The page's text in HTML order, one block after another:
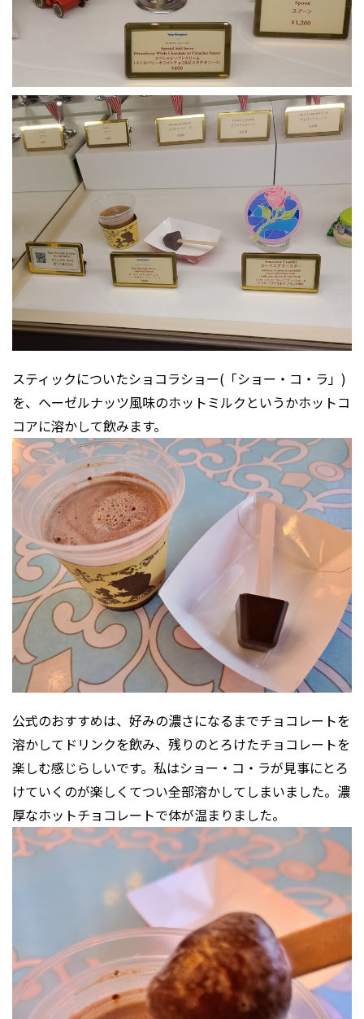
スティックについたショコラショー(「ショー・コ・ラ」)
を、ヘーゼルナッツ風味のホットミルクというかホットコ
コアに溶かして飲みます。
公式のおすすめは、好みの濃さになるまでチョコレートを
溶かしてドリンクを飲み、残りのとろけたチョコレートを
楽しむ感じらしいです。私はショー・コ・ラが見事にとろ
けていくのが楽しくてつい全部溶かしてしまいました。濃
厚なホットチョコレートで体が温まりました。